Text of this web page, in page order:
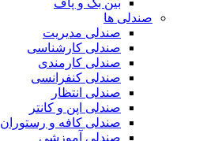
بین بگ و پاف
صندلی ها
صندلی مدیریت
صندلی کارشناسی
صندلی کارمندی
صندلی کنفرانسی
صندلی انتظار
صندلی اپن و کانتر
صندلی کافه و رستوران
صندلی آموزشی